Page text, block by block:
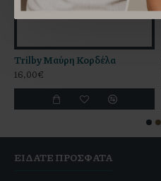
Trilby Μαύρη Κορδέλα
16,00€
ΕΊΔΑΤΕ ΠΡΌΣΦΑΤΑ